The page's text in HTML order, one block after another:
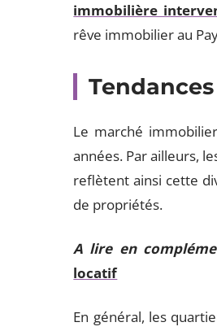
immobilière
rêve immobilier au
Le marché
années. Par ailleurs,
reflètent ainsi cette
de propriétés.
A lire en
locatif
En général, les